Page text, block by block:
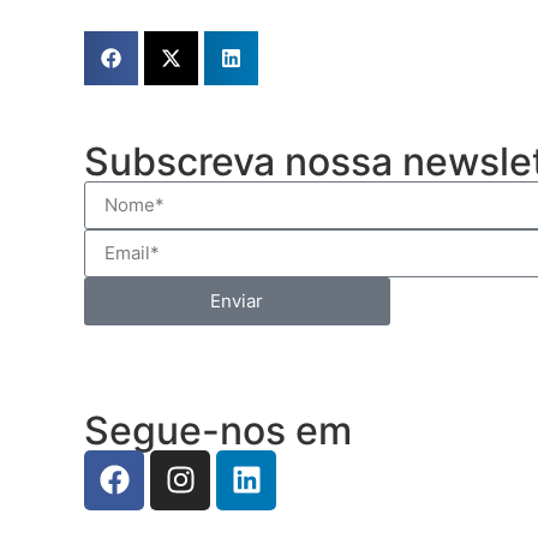
Subscreva nossa
Enviar
Segue-nos em